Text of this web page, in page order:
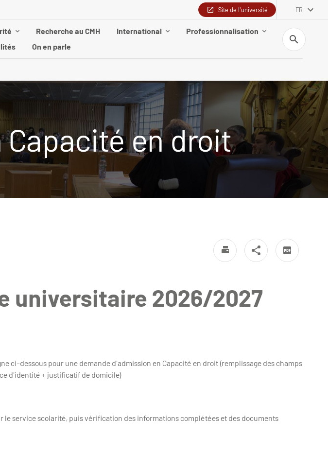
Site de l'université FR
Recherche au CMH International
Professionnalisation
On en parle
Recherche
en droit
universitaire 2026/2027
ci-dessous pour une demande d'admission en Capacité en droit (remplissage des champs
d'identité + justificatif de domicile)
le service scolarité, puis vérification des informations complétées et des documents